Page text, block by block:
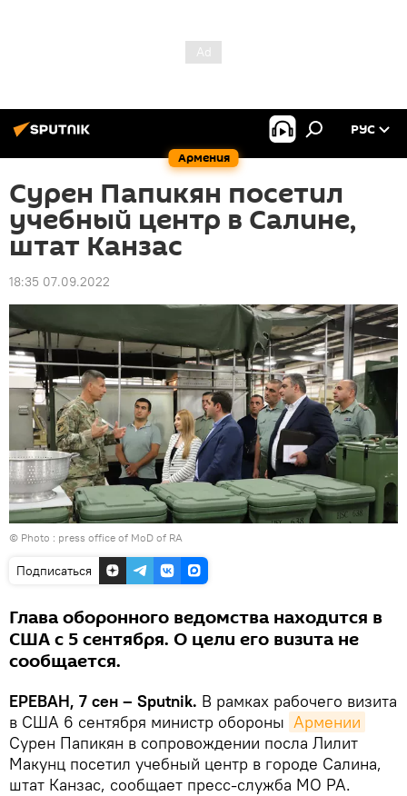
Армения
РУС
Сурен Папикян посетил
учебный центр в Салине,
штат Канзас
18:35 07.09.2022
© Photo : press office of MoD of RA
Подписаться
Глава оборонного ведомства находится в
США с 5 сентября. О цели его визита не
сообщается.
ЕРЕВАН, 7 сен – Sputnik. В рамках рабочего визита
в США 6 сентября министр обороны Армении
Сурен Папикян в сопровождении посла Лилит
Макунц посетил учебный центр в городе Салина,
штат Канзас, сообщает пресс-служба МО РА.